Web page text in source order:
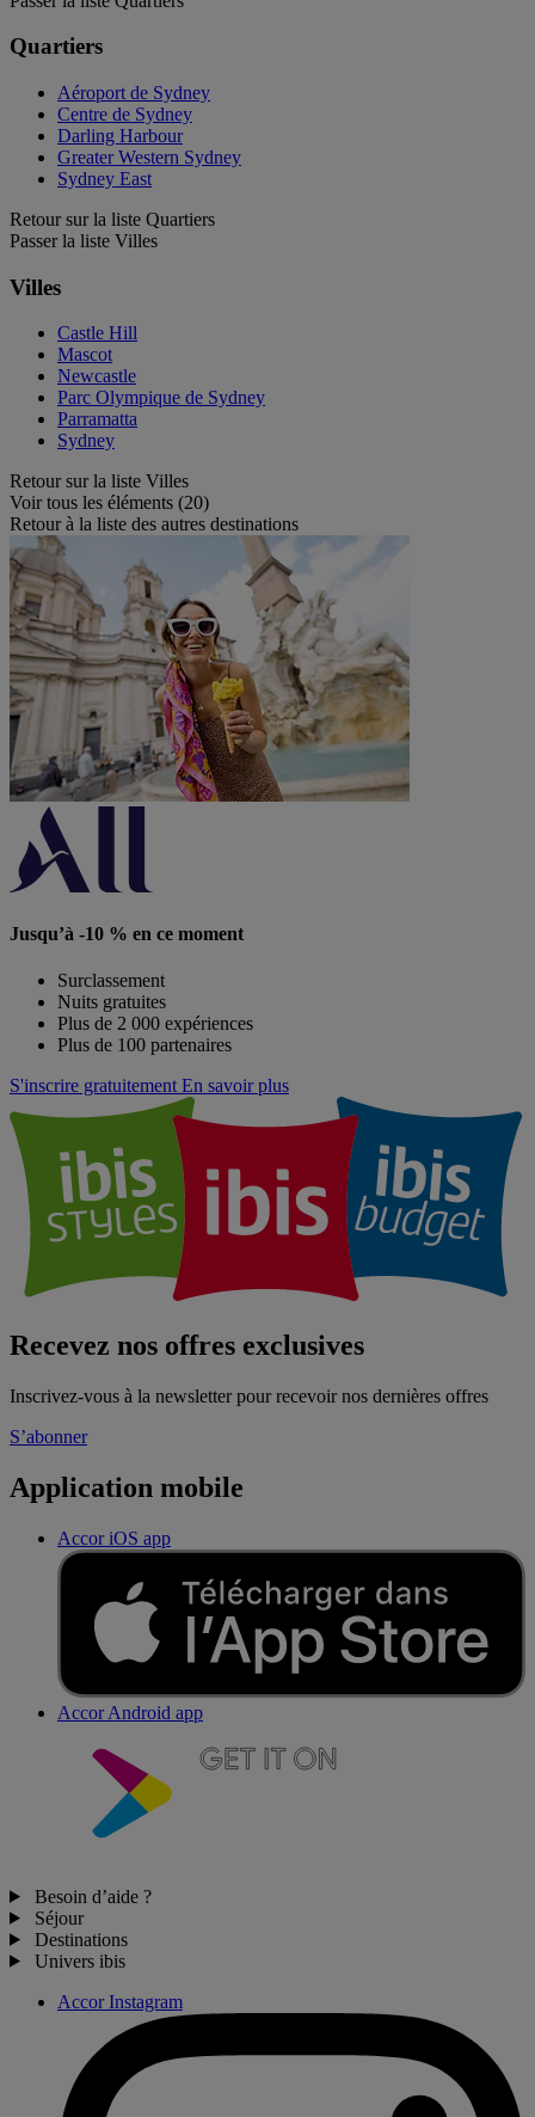
Quartiers
Aéroport de Sydney
Centre de Sydney
Darling Harbour
Greater Western Sydney
Sydney East
Retour sur la liste Quartiers
Passer la liste Villes
Villes
Castle Hill
Mascot
Newcastle
Parc Olympique de Sydney
Parramatta
Sydney
Retour sur la liste Villes
Voir tous les éléments (20)
Retour à la liste des autres destinations
Jusqu’à -10 % en ce moment
Surclassement
Nuits gratuites
Plus de 2 000 expériences
Plus de 100 partenaires
S'inscrire gratuitement En savoir plus
Recevez nos offres exclusives
Inscrivez-vous à la newsletter pour recevoir nos dernières offres
S’abonner
Application mobile
Accor iOS app
Accor Android app
Besoin d’aide ?
Séjour
Destinations
Univers ibis
Accor Instagram